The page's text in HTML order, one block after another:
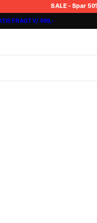
SALE - Spar
FRAGT V/ 499,-